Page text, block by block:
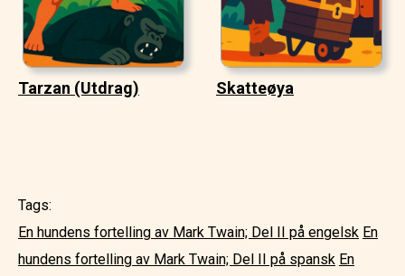
Tarzan (Utdrag) Skatteøya
Tags:
En hundens fortelling av Mark Twain; Del II på engelsk En
hundens fortelling av Mark Twain; Del II på spansk En